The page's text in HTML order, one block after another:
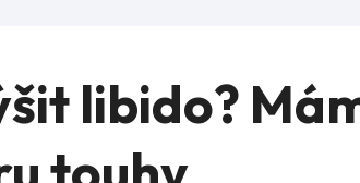
libido?